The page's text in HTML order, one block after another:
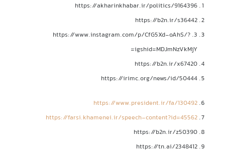
https://akharinkhabar.ir/politics/9164396
https://b2n.ir/s36442
3. https://www.instagram.com/p/CfG5Xd-oAhS/?
igshid=MDJmNzVkMjY=
https://b2n.ir/x67420
https://irimc.org/news/id/50444
https://www.president.ir/fa/130492
https://farsi.khamenei.ir/speech-content?id=45562
https://b2n.ir/z50390
https://tn.ai/2348412